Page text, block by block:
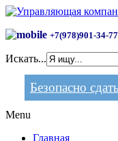
+7(978)901-34-77
Искать...
Безопасно
Menu
Главная